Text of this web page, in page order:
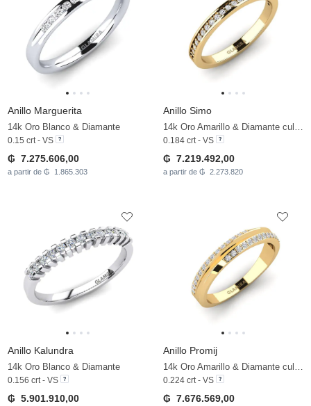
Anillo Marguerita
14k Oro Blanco & Diamante
0.15 crt - VS
₲ 7.275.606,00
a partir de ₲ 1.865.303
Anillo Simo
0.184 crt - VS
₲ 7.219.492,00
a partir de ₲ 2.273.820
Anillo Kalundra
14k Oro Blanco & Diamante
0.156 crt - VS
₲ 5.901.910,00
Anillo Promij
0.224 crt - VS
₲ 7.676.569,00